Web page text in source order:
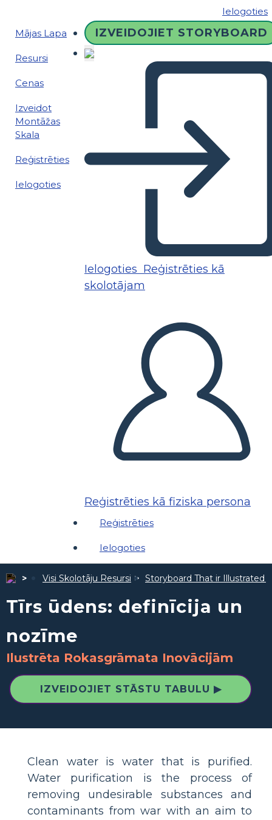
Ielogoties
Mājas Lapa
Resursi
Cenas
Izveidot
Montāžas
Skala
Reģistrēties
Ielogoties
IZVEIDOJIET STORYBOARD
Ielogoties Reģistrēties kā
skolotājam
Reģistrēties kā fiziska persona
Reģistrēties
Ielogoties
Visi Skolotāju Resursi Storyboard That ir Illustrated
Tīrs ūdens: definīcija un
nozīme
Ilustrēta Rokasgrāmata Inovācijām
IZVEIDOJIET STĀSTU TABULU ▶
Clean water is water that is purified.
Water purification is the process of
removing undesirable substances and
contaminants from war with an aim to